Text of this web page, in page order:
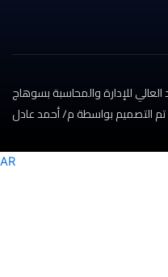
تم التصميم بواسطة م/ أحمد عادل
AR